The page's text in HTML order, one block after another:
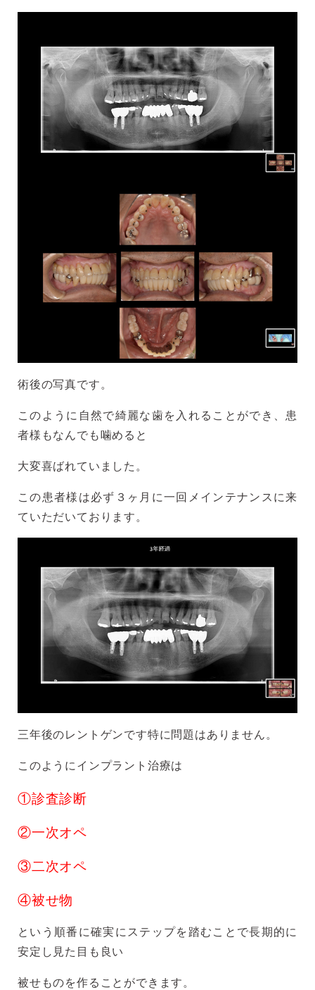
術後の写真です。
このように自然で綺麗な歯を入れることができ、患
者様もなんでも噛めると
大変喜ばれていました。
この患者様は必ず３ヶ月に一回メインテナンスに来
ていただいております。
三年後のレントゲンです特に問題はありません。
このようにインプラント治療は
①診査診断
②一次オペ
③二次オペ
④被せ物
という順番に確実にステップを踏むことで長期的に
安定し見た目も良い
被せものを作ることができます。